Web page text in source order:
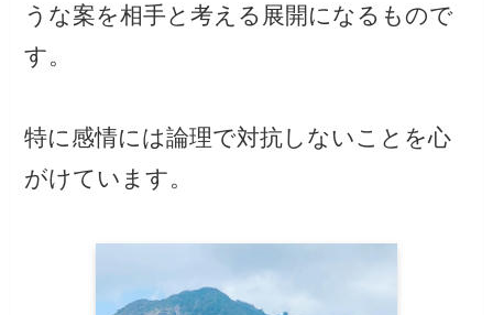
うな案を相手と考える展開になるもので
す。
特に感情には論理で対抗しないことを心
がけています。